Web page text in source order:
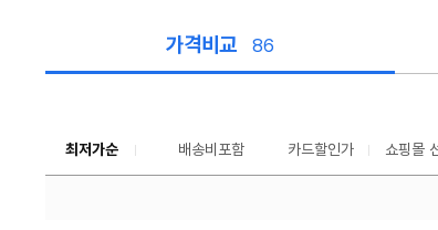
가격비교 86
최저가순 배송비포함 카드할인가 쇼핑몰